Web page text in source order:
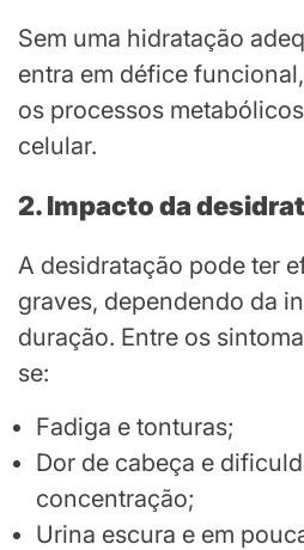
Sem uma hidratação
entra em défice
os processos
celular.
2. Impacto da
A desidratação pode ter
graves, dependendo da
duração. Entre os
se:
Fadiga e tonturas;
Dor de cabeça e
concentração;
Urina escura e em